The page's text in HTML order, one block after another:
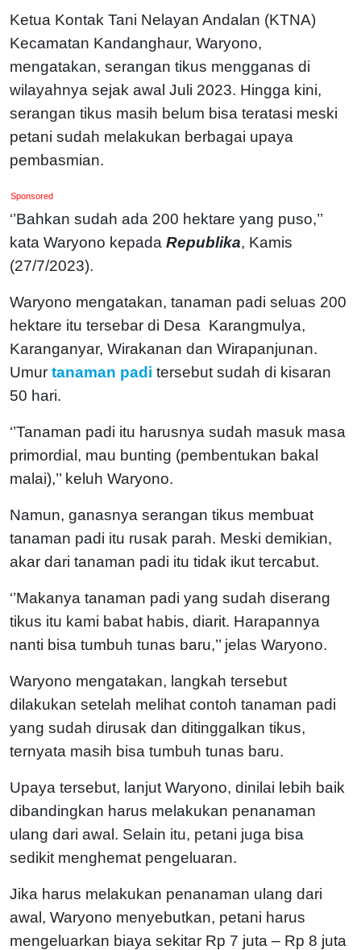
Ketua Kontak Tani Nelayan Andalan (KTNA)
Kecamatan Kandanghaur, Waryono,
mengatakan, serangan tikus mengganas di
wilayahnya sejak awal Juli 2023. Hingga kini,
serangan tikus masih belum bisa teratasi meski
petani sudah melakukan berbagai upaya
pembasmian.
Sponsored
‘’Bahkan sudah ada 200 hektare yang puso,’’
kata Waryono kepada Republika, Kamis
(27/7/2023).
Waryono mengatakan, tanaman padi seluas 200
hektare itu tersebar di Desa Karangmulya,
Karanganyar, Wirakanan dan Wirapanjunan.
Umur tanaman padi tersebut sudah di kisaran
50 hari.
‘’Tanaman padi itu harusnya sudah masuk masa
primordial, mau bunting (pembentukan bakal
malai),’’ keluh Waryono.
Namun, ganasnya serangan tikus membuat
tanaman padi itu rusak parah. Meski demikian,
akar dari tanaman padi itu tidak ikut tercabut.
‘’Makanya tanaman padi yang sudah diserang
tikus itu kami babat habis, diarit. Harapannya
nanti bisa tumbuh tunas baru,’’ jelas Waryono.
Waryono mengatakan, langkah tersebut
dilakukan setelah melihat contoh tanaman padi
yang sudah dirusak dan ditinggalkan tikus,
ternyata masih bisa tumbuh tunas baru.
Upaya tersebut, lanjut Waryono, dinilai lebih baik
dibandingkan harus melakukan penanaman
ulang dari awal. Selain itu, petani juga bisa
sedikit menghemat pengeluaran.
Jika harus melakukan penanaman ulang dari
awal, Waryono menyebutkan, petani harus
mengeluarkan biaya sekitar Rp 7 juta – Rp 8 juta